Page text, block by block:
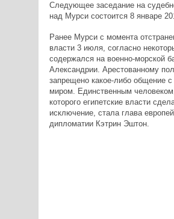
Следующее заседание на
над Мурси состоится 8 январе
Ранее Мурси с момента
власти 3 июля, согласно
содержался на военно-морской
Александрии. Арестованному
запрещено какое-либо общение
миром. Единственным
которого египетские власти
исключение, стала глава
дипломатии Кэтрин Эштон.